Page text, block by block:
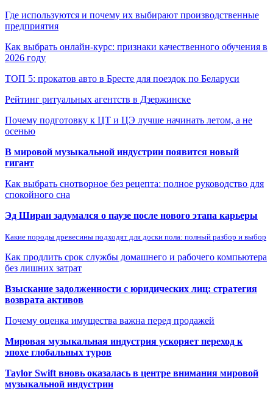
Где используются и почему их выбирают производственные
предприятия
Как выбрать онлайн-курс: признаки качественного обучения в
2026 году
ТОП 5: прокатов авто в Бресте для поездок по Беларуси
Рейтинг ритуальных агентств в Дзержинске
Почему подготовку к ЦТ и ЦЭ лучше начинать летом, а не
осенью
В мировой музыкальной индустрии появится новый
гигант
Как выбрать снотворное без рецепта: полное руководство для
спокойного сна
Эд Ширан задумался о паузе после нового этапа карьеры
Какие породы древесины подходят для доски пола: полный разбор и выбор
Как продлить срок службы домашнего и рабочего компьютера
без лишних затрат
Взыскание задолженности с юридических лиц: стратегия
возврата активов
Почему оценка имущества важна перед продажей
Мировая музыкальная индустрия ускоряет переход к
эпохе глобальных туров
Taylor Swift вновь оказалась в центре внимания мировой
музыкальной индустрии